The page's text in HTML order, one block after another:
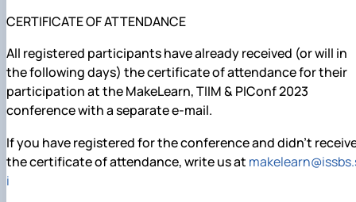
CERTIFICATE OF ATTENDANCE
All registered participants have already received (or will in
the following days) the certificate of attendance for their
participation at the MakeLearn, TIIM & PIConf 2023
conference with a separate e-mail.
If you have registered for the conference and didn’t
the certificate of attendance, write us at
i